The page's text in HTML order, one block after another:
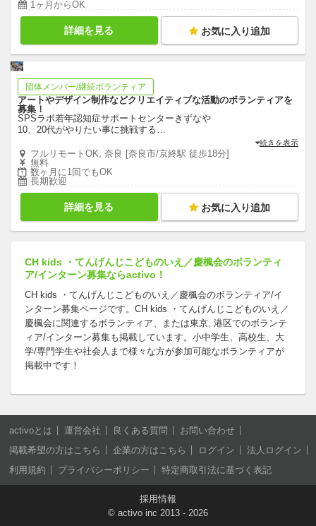
1ヶ月からOK
詳細を見る お気に入り追加
団体メンバー/継続ボランティア
アートやデザイン制作などクリエイティブな活動のボランティアを
募集！
SPSラボ若年認知症サポートセンターきずなや
10、20代がやりたい事に挑戦する…
続きを表示
フルリモートOK, 奈良 [奈良市/京終駅 徒歩18分]
無料
数ヶ月に1回でもOK
長期歓迎
詳細を見る お気に入り追加
CH kids ・てんげんじこどものいえ／慶楓会のボランティ
ア/インターン募集ならactivo！
CH kids ・てんげんじこどものいえ／慶楓会のボランティア/イ
ンターン募集ページです。CH kids ・てんげんじこどものいえ／
慶楓会に関連するボランティア、または東京, 港区でのボランテ
ィア/インターン募集も掲載しています。小中学生、高校生、大
学/専門学生や社会人まで様々な方が参加可能なボランティアが
掲載中です！
activoとは 運営会社 良くある質問
お問い合わせ
掲載希望の方はこちら
企業の方はこちら ログイン
法人ログイン
利用規約
プライバシーポリシー 特定商取引法に基づく表記
採用情報
© activo inc 2013 - 2026